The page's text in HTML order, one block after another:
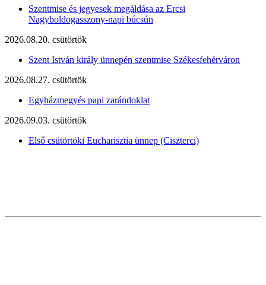
Szentmise és jegyesek megáldása az Ercsi
Nagyboldogasszony-napi búcsún
2026.08.20. csütörtök
Szent István király ünnepén szentmise Székesfehérváron
2026.08.27. csütörtök
Egyházmegyés papi zarándoklat
2026.09.03. csütörtök
Első csütörtöki Eucharisztia ünnep (Ciszterci)